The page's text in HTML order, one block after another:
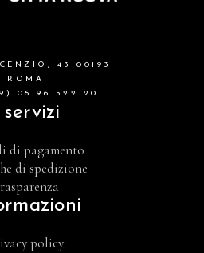
43 00193
ROMA
06 96 522 201
I servizi
di pagamento
di spedizione
policy